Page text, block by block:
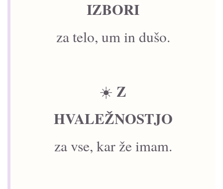
IZBORI
za telo, um in dušo.
☀️ Z
HVALEŽNOSTJO
za vse, kar že imam.